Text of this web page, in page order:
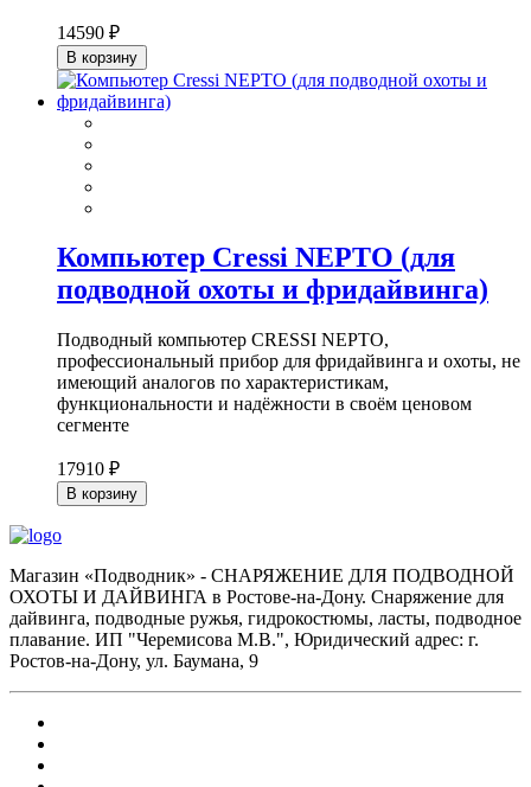
14590 ₽
В корзину
Компьютер Cressi NEPTO (для
подводной охоты и фридайвинга)
Подводный компьютер CRESSI NEPTO,
профессиональный прибор для фридайвинга и охоты, не
имеющий аналогов по характеристикам,
функциональности и надёжности в своём ценовом
сегменте
17910 ₽
В корзину
Магазин «Подводник» - СНАРЯЖЕНИЕ ДЛЯ ПОДВОДНОЙ
ОХОТЫ И ДАЙВИНГА в Ростове-на-Дону. Снаряжение для
дайвинга, подводные ружья, гидрокостюмы, ласты, подводное
плавание. ИП "Черемисова М.В.", Юридический адрес: г.
Ростов-на-Дону, ул. Баумана, 9